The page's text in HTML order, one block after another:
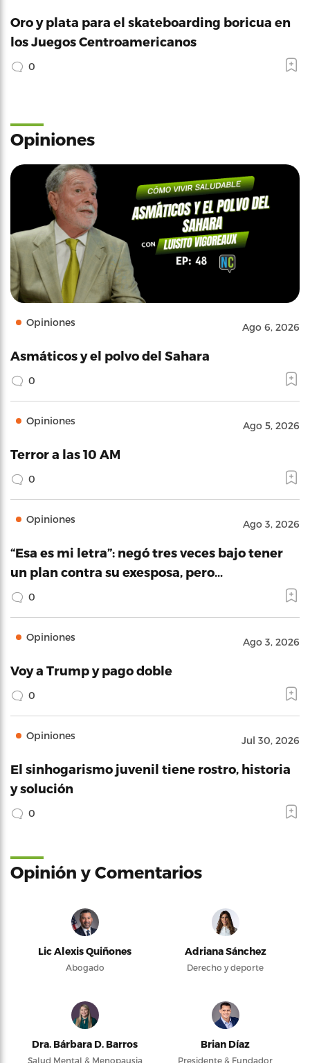
Oro y plata para el skateboarding boricua en
los Juegos Centroamericanos
0
Opiniones
Opiniones Ago 6, 2026
Asmáticos y el polvo del Sahara
0
Opiniones Ago 5, 2026
Terror a las 10 AM
0
Opiniones Ago 3, 2026
“Esa es mi letra”: negó tres veces bajo tener
un plan contra su exesposa, pero…
0
Opiniones Ago 3, 2026
Voy a Trump y pago doble
0
Opiniones Jul 30, 2026
El sinhogarismo juvenil tiene rostro, historia
y solución
0
Opinión y Comentarios
Lic Alexis Quiñones
Abogado
Adriana Sánchez
Derecho y deporte
Dra. Bárbara D. Barros
Salud Mental & Menopausia
Brian Díaz
Presidente & Fundador